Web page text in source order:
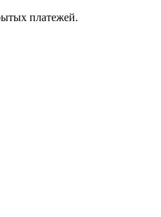
платежей.